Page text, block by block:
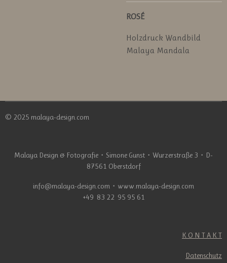
ROSÉ
Holzdruck Wandbild
Malaya Mandala
© 2025 malaya-design.com
Malaya Design & Fotografie ・ Simone Gunst ・ Wurzerstraße 3 ・ D-
87561 Oberstdorf
info@malaya-design.com ・ www.malaya-design.com
+49 83 22 95 95 61
K O N T A K T
Datenschutz